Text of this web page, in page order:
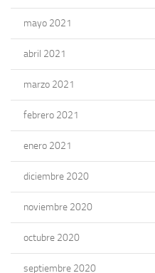
mayo 2021
abril 2021
marzo 2021
febrero 2021
enero 2021
diciembre 2020
noviembre 2020
octubre 2020
septiembre 2020